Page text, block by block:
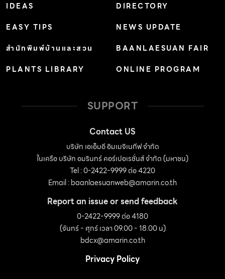
IDEAS
EASY TIPS
สำนักพิมพ์บ้านและสวน
PLANTS LIBRARY
DIRECTORY
NEWS UPDATE
BAANLAESUAN FAIR
ONLINE PROGRAM
SUPPORT
Contact US
บริษัท เอเอ็มอี อิมเมจิเนทีฟ จำกัด
ในเครือ บริษัท อมรินทร์ คอร์เปอเรชั่นส์ จำกัด (มหาชน)
Tel : 0-2422-9999 ต่อ 4220
Email :baanlaesuanweb@amarin.co.th
Report an issue or send feedback
0-2422-9999 ต่อ 4180
(จันทร์ - ศุกร์ เวลา 09.00 - 18.00 น)
bdcx@amarin.co.th
Privacy Policy